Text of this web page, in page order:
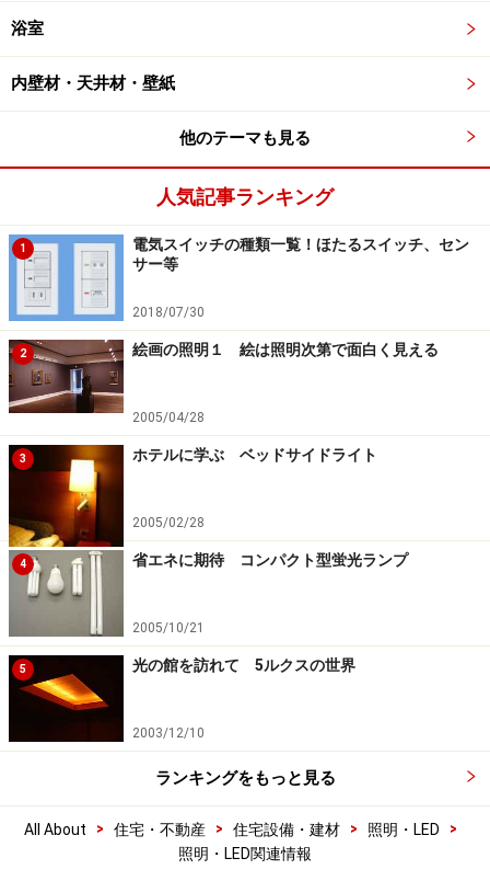
浴室
内壁材・天井材・壁紙
他のテーマも見る
人気記事ランキング
1
電気スイッチの種類一覧！ほたるスイッチ、セン
サー等
2018/07/30
2 絵画の照明１ 絵は照明次第で面白く見える
2005/04/28
3 ホテルに学ぶ ベッドサイドライト
2005/02/28
4 省エネに期待 コンパクト型蛍光ランプ
2005/10/21
5 光の館を訪れて 5ルクスの世界
2003/12/10
ランキングをもっと見る
All About > 住宅・不動産 > 住宅設備・建材 > 照明・LED
>
照明・LED関連情報